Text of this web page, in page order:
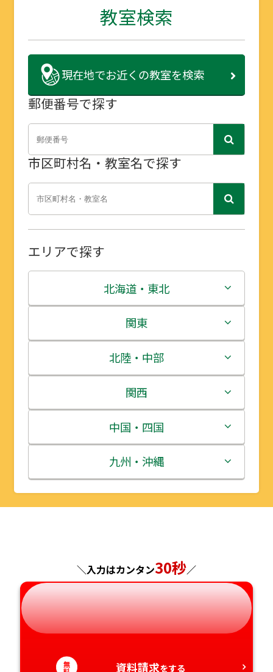
教室検索
現在地でお近くの教室を検索
郵便番号で探す
市区町村名・教室名で探す
エリアで探す
北海道・東北
北海道
青森県
岩手県
宮城県
秋田県
山形県
関東
茨城県
栃木県
群馬県
埼玉県
千葉県
神奈川県
北陸・中部
新潟県
富山県
石川県
福井県
岐阜県
静岡県
愛知県
関西
三重県
滋賀県
京都府
兵庫県
奈良県
和歌山県
中国・四国
鳥取県
島根県
広島県
山口県
徳島県
香川県
九州・沖縄
福岡県
長崎県
熊本県
大分県
宮崎県
＼入力はカンタン30秒／
無 資料請求をする